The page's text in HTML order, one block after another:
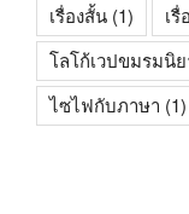
เรื่องสั้น (1) เ
โลโก้เวปขมรมนิ
ไซไฟกับภาษา (1)